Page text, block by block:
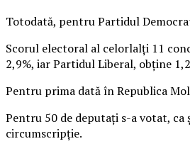
Totodată, pentru Partidul
Scorul electoral al celorlalţi 11
2,9%, iar Partidul Liberal, obţine
Pentru prima dată în Republica
Pentru 50 de deputaţi s-a votat,
circumscripţie.